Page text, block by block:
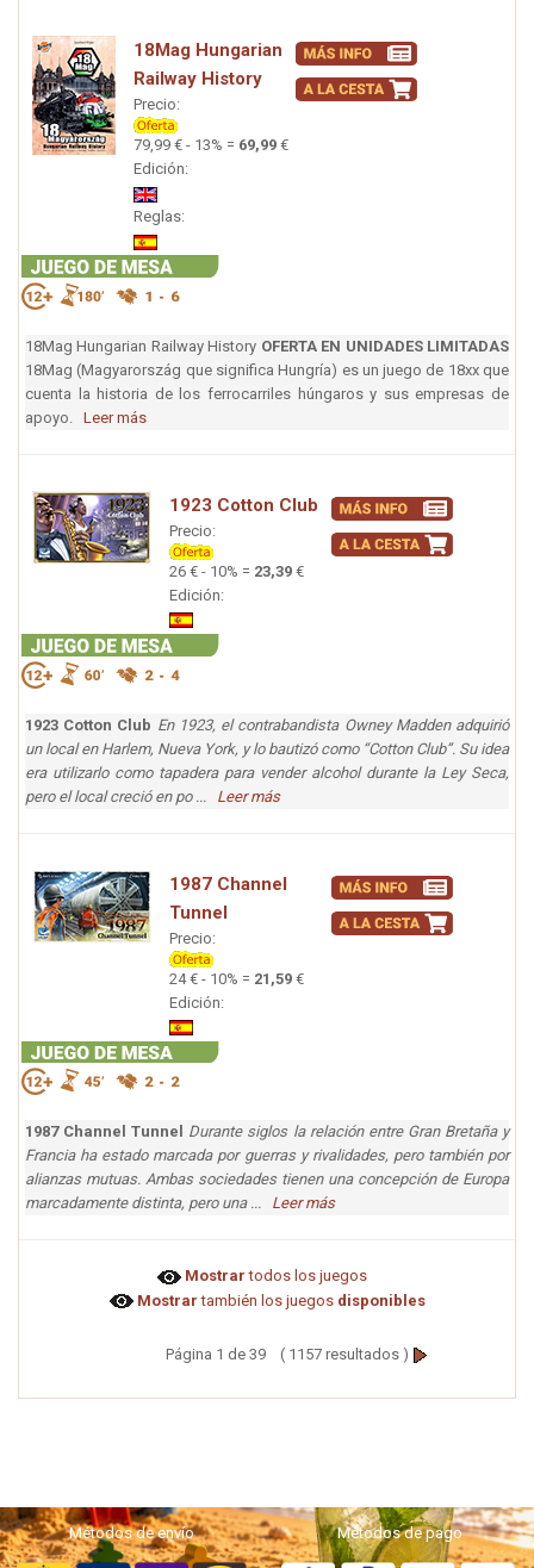
18Mag Hungarian
Railway History
Precio:
79,99 € - 13% = 69,99 €
Edición:
Reglas:
18Mag Hungarian Railway History OFERTA EN UNIDADES LIMITADAS
18Mag (Magyarország que significa Hungría) es un juego de 18xx que
cuenta la historia de los ferrocarriles húngaros y sus empresas de
apoyo. Leer más
1923 Cotton Club
Precio:
26 € - 10% = 23,39 €
Edición:
1923 Cotton Club En 1923, el contrabandista Owney Madden adquirió
un local en Harlem, Nueva York, y lo bautizó como “Cotton Club”. Su idea
era utilizarlo como tapadera para vender alcohol durante la Ley Seca,
pero el local creció en po ... Leer más
1987 Channel
Tunnel
Precio:
24 € - 10% = 21,59 €
Edición:
1987 Channel Tunnel Durante siglos la relación entre Gran Bretaña y
Francia ha estado marcada por guerras y rivalidades, pero también por
alianzas mutuas. Ambas sociedades tienen una concepción de Europa
marcadamente distinta, pero una ... Leer más
Mostrar todos los juegos
Mostrar también los juegos disponibles
Página 1 de 39 ( 1157 resultados )
Métodos de envío Métodos de pago